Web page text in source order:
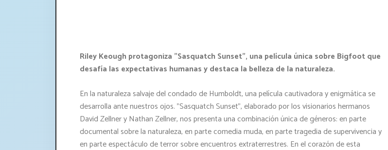
Riley Keough protagoniza "Sasquatch Sunset", una película única sobre Bigfoot que
desafía las expectativas humanas y destaca la belleza de la naturaleza.
En la naturaleza salvaje del condado de Humboldt, una película cautivadora y enigmática se
desarrolla ante nuestros ojos. "Sasquatch Sunset", elaborado por los visionarios hermanos
David Zellner y Nathan Zellner, nos presenta una combinación única de géneros: en parte
documental sobre la naturaleza, en parte comedia muda, en parte tragedia de supervivencia y
en parte espectáculo de terror sobre encuentros extraterrestres. En el corazón de esta